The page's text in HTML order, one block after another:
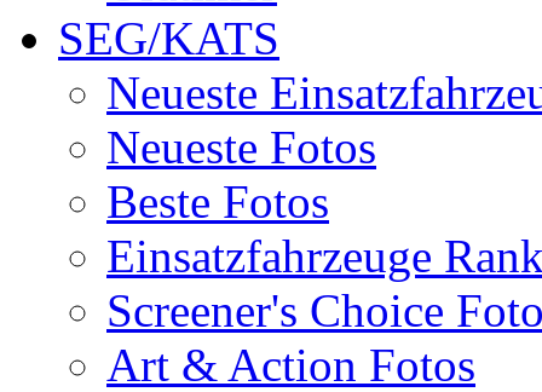
SEG/KATS
Neueste
Neueste Fotos
Beste Fotos
Einsatzfahrzeuge
Screener's Choice
Art & Action Fotos